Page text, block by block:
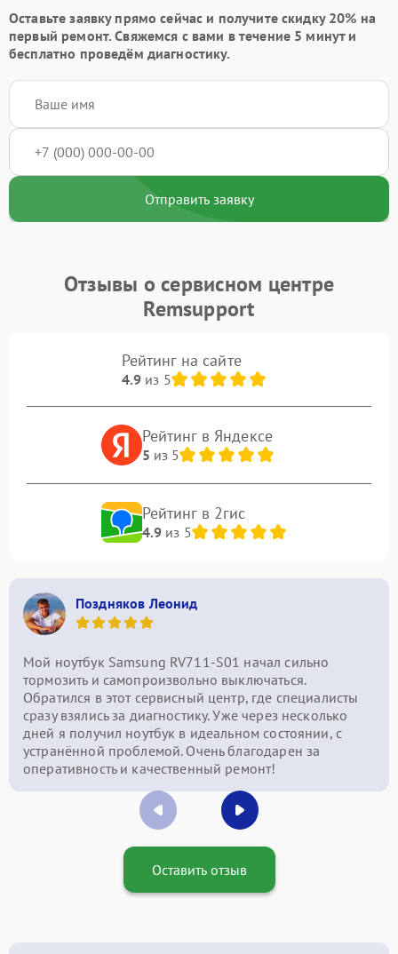
Оставьте заявкупрямо сейчас и получите скидку 20% на
первый ремонт. Свяжемся с вами в течение 5 минут и
бесплатно проведём диагностику.
Отправить заявку
Отзывы о сервисном центре
Remsupport
Рейтинг на сайте
4.9из 5
Рейтинг в Яндексе
5 из 5
Рейтинг в 2гис
4.9из 5
Поздняков Леонид
Мой ноутбук Samsung RV711-S01 начал сильно
тормозить и самопроизвольно выключаться.
Обратился в этот сервисный центр, где специалисты
сразу взялись за диагностику. Уже через несколько
дней я получил ноутбук в идеальном состоянии, с
устранённой проблемой. Очень благодарен за
оперативность и качественный ремонт!
Оставить отзыв